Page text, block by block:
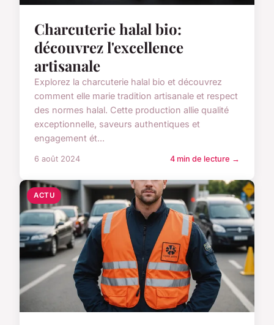
Charcuterie halal bio:
découvrez l'excellence
artisanale
Explorez la charcuterie halal bio et découvrez
comment elle marie tradition artisanale et respect
des normes halal. Cette production allie qualité
exceptionnelle, saveurs authentiques et
engagement ét...
6 août 2024 4 min de lecture →
ACTU